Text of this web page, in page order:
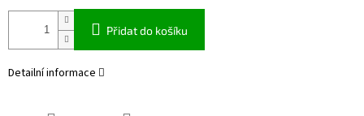
Přidat do košíku
Detailní informace